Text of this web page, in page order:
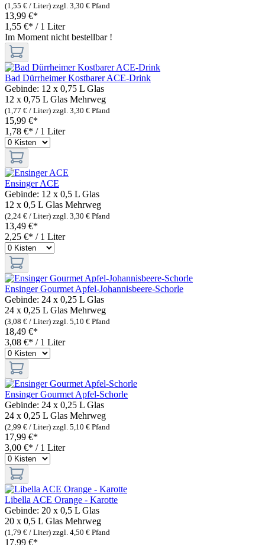
(1,55 € / Liter) zzgl. 3,30 € Pfand
13,99 €*
1,55 €* / 1 Liter
Im Moment nicht bestellbar !
Bad Dürrheimer Kostbarer ACE-Drink
Gebinde: 12 x 0,75 L Glas
12 x 0,75 L Glas Mehrweg
(1,77 € / Liter) zzgl. 3,30 € Pfand
15,99 €*
1,78 €* / 1 Liter
Ensinger ACE
Gebinde: 12 x 0,5 L Glas
12 x 0,5 L Glas Mehrweg
(2,24 € / Liter) zzgl. 3,30 € Pfand
13,49 €*
2,25 €* / 1 Liter
Ensinger Gourmet Apfel-Johannisbeere-Schorle
Gebinde: 24 x 0,25 L Glas
24 x 0,25 L Glas Mehrweg
(3,08 € / Liter) zzgl. 5,10 € Pfand
18,49 €*
3,08 €* / 1 Liter
Ensinger Gourmet Apfel-Schorle
Gebinde: 24 x 0,25 L Glas
24 x 0,25 L Glas Mehrweg
(2,99 € / Liter) zzgl. 5,10 € Pfand
17,99 €*
3,00 €* / 1 Liter
Libella ACE Orange - Karotte
Gebinde: 20 x 0,5 L Glas
20 x 0,5 L Glas Mehrweg
(1,79 € / Liter) zzgl. 4,50 € Pfand
17,99 €*